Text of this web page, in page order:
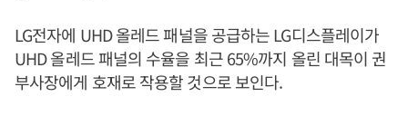
LG전자에 UHD 올레드 패널을 공급하는 LG디스플레이가
UHD 올레드 패널의 수율을 최근 65%까지 올린 대목이 권
부사장에게 호재로 작용할 것으로 보인다.